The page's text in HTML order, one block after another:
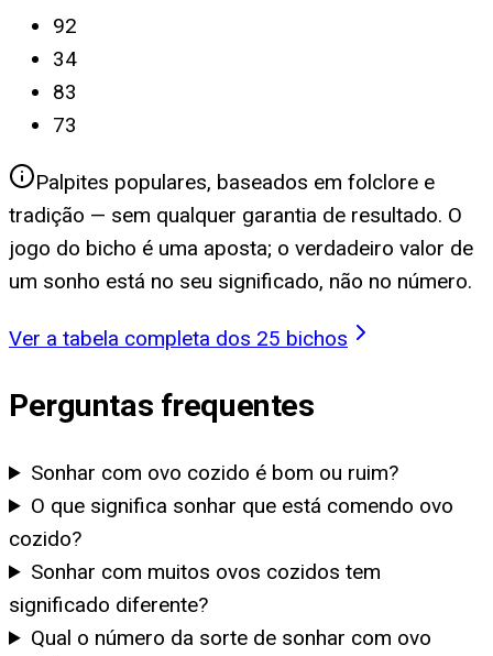
92
34
83
73
Palpites populares, baseados em folclore e
tradição — sem qualquer garantia de resultado. O
jogo do bicho é uma aposta; o verdadeiro valor de
um sonho está no seu significado, não no número.
Ver a tabela completa dos 25 bichos
Perguntas frequentes
Sonhar com ovo cozido é bom ou ruim?
O que significa sonhar que está comendo ovo
cozido?
Sonhar com muitos ovos cozidos tem
significado diferente?
Qual o número da sorte de sonhar com ovo